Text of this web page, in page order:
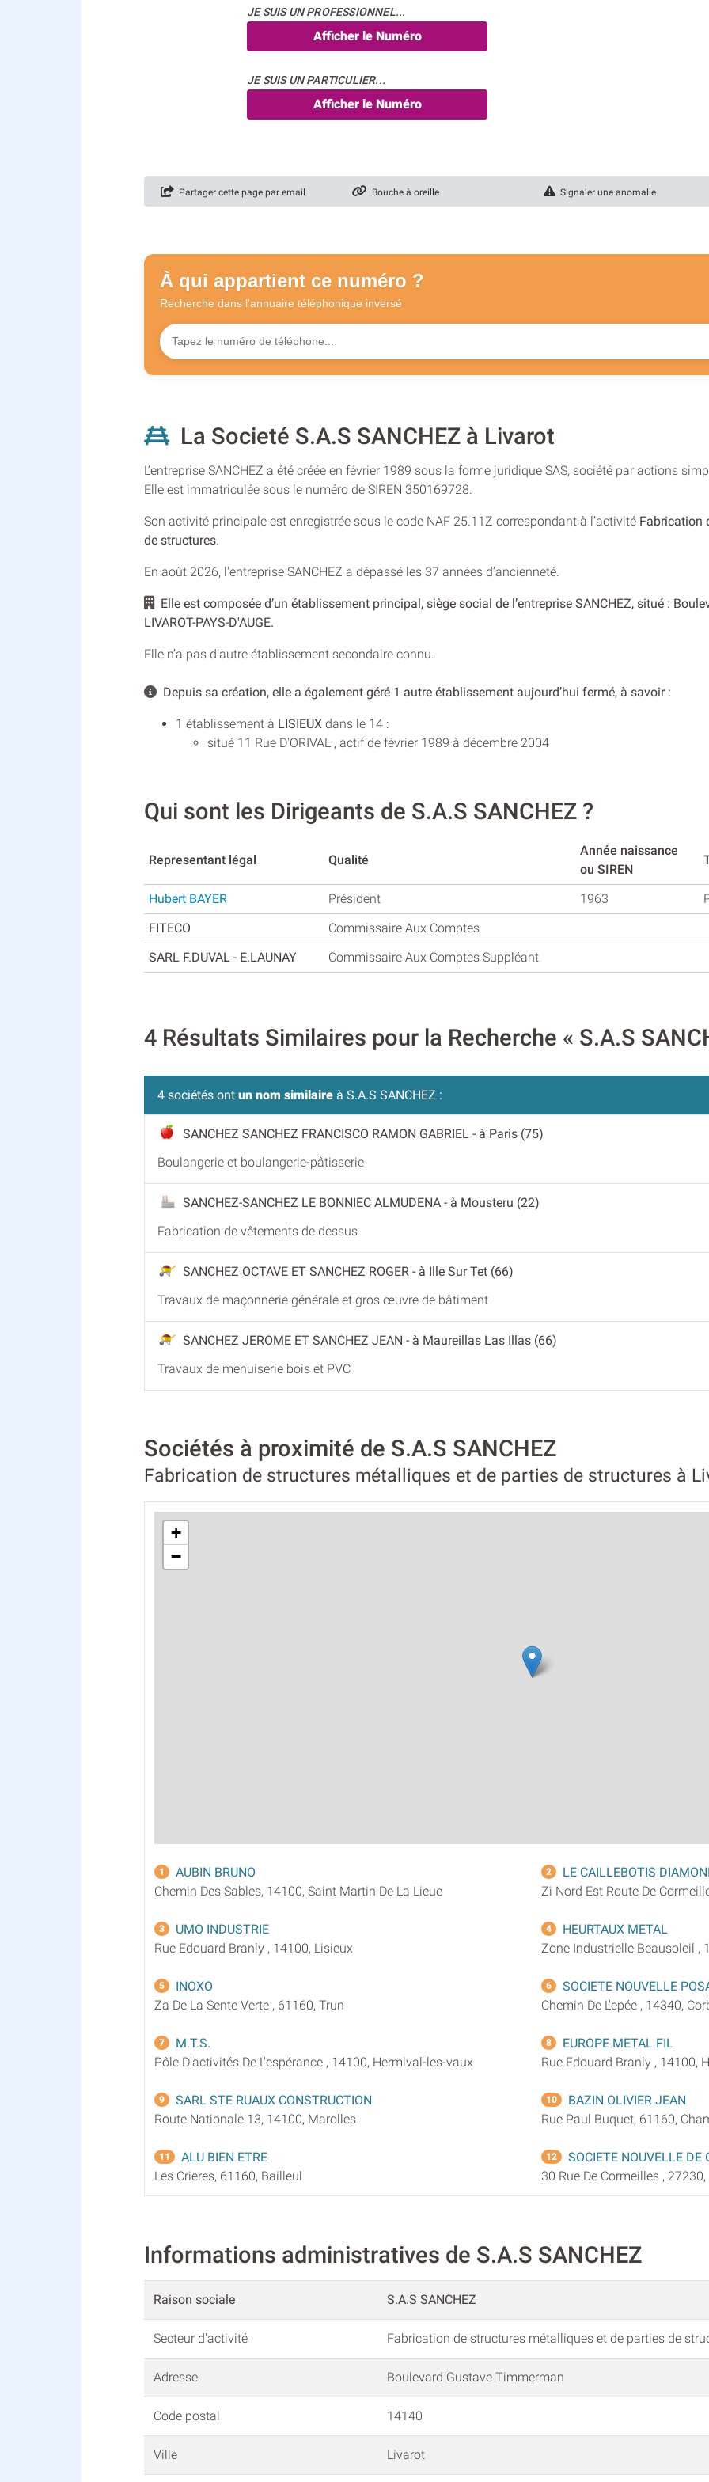
JE SUIS UN PROFESSIONNEL...
Afficher le Numéro
JE SUIS UN PARTICULIER...
Afficher le Numéro
Partager cette page par email Bouche à oreille Signaler une anomalie
À qui appartient ce numéro ?
Recherche dans l'annuaire téléphonique inversé
La Societé S.A.S SANCHEZ à Livarot
L’entreprise SANCHEZ a été créée en février 1989 sous la forme juridique SAS, société par actions
Elle est immatriculée sous le numéro de SIREN 350169728.
Son activité principale est enregistrée sous le code NAF 25.11Z correspondant à l’activité Fabrication
de structures.
En août 2026, l'entreprise SANCHEZ a dépassé les 37 années d’ancienneté.
Elle est composée d’un établissement principal, siège social de l’entreprise SANCHEZ, situé :
LIVAROT-PAYS-D'AUGE.
Elle n’a pas d’autre établissement secondaire connu.
Depuis sa création, elle a également géré 1 autre établissement aujourd’hui fermé, à savoir :
1 établissement à LISIEUX dans le 14 :
situé 11 Rue D'ORIVAL , actif de février 1989 à décembre 2004
Qui sont les Dirigeants de S.A.S SANCHEZ ?
Representant légal Qualité
Année naissance
ou SIREN
Hubert BAYER Président 1963
FITECO
Commissaire Aux Comptes
SARL F.DUVAL - E.LAUNAY
Commissaire Aux Comptes Suppléant
4 Résultats Similaires pour la Recherche « S.A.S
4 sociétés ont un nom similaire à S.A.S SANCHEZ :
SANCHEZ SANCHEZ FRANCISCO RAMON GABRIEL - à Paris (75)
Boulangerie et boulangerie-pâtisserie
SANCHEZ-SANCHEZ LE BONNIEC ALMUDENA - à Mousteru (22)
Fabrication de vêtements de dessus
SANCHEZ OCTAVE ET SANCHEZ ROGER - à Ille Sur Tet (66)
Travaux de maçonnerie générale et gros œuvre de bâtiment
SANCHEZ JEROME ET SANCHEZ JEAN - à Maureillas Las Illas (66)
Travaux de menuiserie bois et PVC
Sociétés à proximité de S.A.S SANCHEZ
Fabrication de structures métalliques et de parties de structures à
+
−
1
AUBIN BRUNO
Chemin Des Sables, 14100, Saint Martin De La Lieue
2
LE CAILLEBOTIS
Zi Nord Est Route De
3
UMO INDUSTRIE
Rue Edouard Branly , 14100, Lisieux
4
HEURTAUX METAL
Zone Industrielle Beausoleil ,
5
INOXO
Za De La Sente Verte , 61160, Trun
6
SOCIETE NOUVELLE
Chemin De L'epée , 14340,
7
M.T.S.
Pôle D'activités De L'espérance , 14100, Hermival-les-vaux
8
EUROPE METAL FIL
Rue Edouard Branly , 14100,
9
SARL STE RUAUX CONSTRUCTION
Route Nationale 13, 14100, Marolles
10
BAZIN OLIVIER JEAN
Rue Paul Buquet, 61160,
11
ALU BIEN ETRE
Les Crieres, 61160, Bailleul
12
SOCIETE NOUVELLE DE
30 Rue De Cormeilles ,
Informations administratives de S.A.S SANCHEZ
Raison sociale S.A.S SANCHEZ
Secteur d'activité Fabrication de structures métalliques et de parties de
Adresse Boulevard Gustave Timmerman
Code postal 14140
Ville Livarot